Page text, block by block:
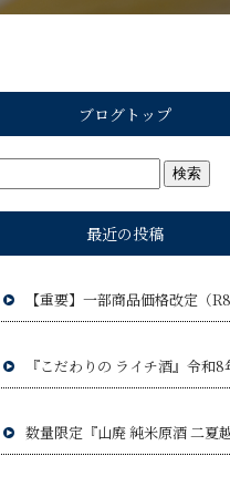
ブログトップ
最近の投稿